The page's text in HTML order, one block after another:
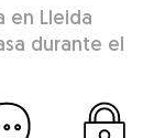
en Lleida
durante el